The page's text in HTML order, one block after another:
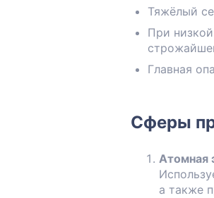
Тяжёлый
При
Главная
Сферы
Атомная
а также